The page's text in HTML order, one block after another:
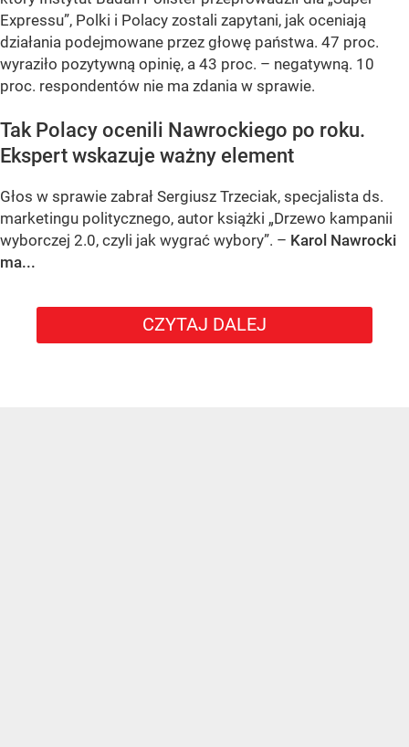
Expressu”, Polki i Polacy zostali zapytani, jak oceniają
działania podejmowane przez głowę państwa. 47 proc.
wyraziło pozytywną opinię, a 43 proc. – negatywną. 10
proc. respondentów nie ma zdania w sprawie.
Tak Polacy ocenili Nawrockiego po roku.
Ekspert wskazuje ważny element
Głos w sprawie zabrał Sergiusz Trzeciak, specjalista ds.
marketingu politycznego, autor książki „Drzewo kampanii
wyborczej 2.0, czyli jak wygrać wybory”. – Karol Nawrocki
ma...
CZYTAJ DALEJ